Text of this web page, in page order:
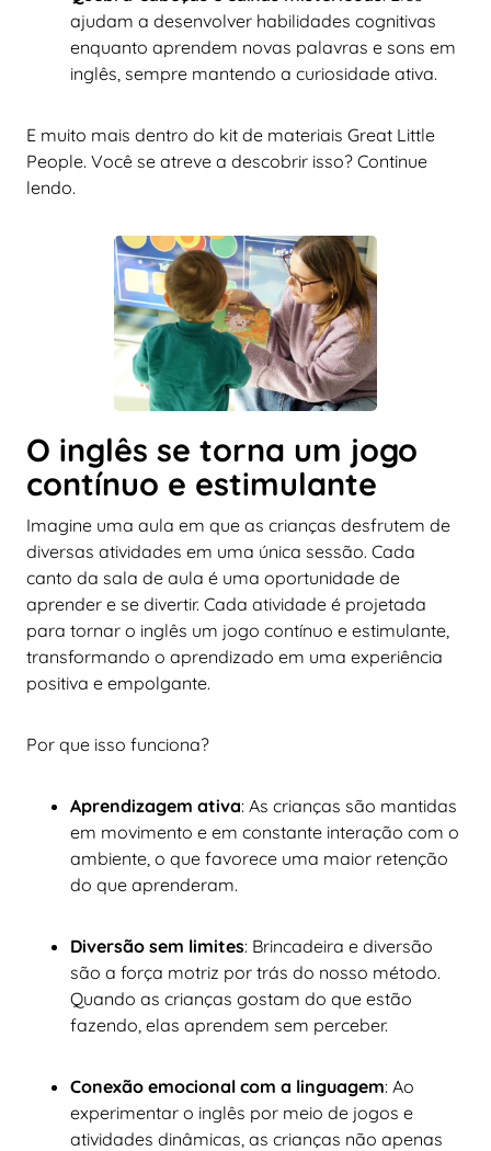
ajudam a desenvolver habilidades cognitivas
enquanto aprendem novas palavras e sons em
inglês, sempre mantendo a curiosidade ativa.
E muito mais dentro do kit de materiais Great Little
People. Você se atreve a descobrir isso? Continue
lendo.
O inglês se torna um jogo
contínuo e estimulante
Imagine uma aula em que as crianças desfrutem de
diversas atividades em uma única sessão. Cada
canto da sala de aula é uma oportunidade de
aprender e se divertir. Cada atividade é projetada
para tornar o inglês um jogo contínuo e estimulante,
transformando o aprendizado em uma experiência
positiva e empolgante.
Por que isso funciona?
Aprendizagem ativa: As crianças são mantidas
em movimento e em constante interação com o
ambiente, o que favorece uma maior retenção
do que aprenderam.
Diversão sem limites: Brincadeira e diversão
são a força motriz por trás do nosso método.
Quando as crianças gostam do que estão
fazendo, elas aprendem sem perceber.
Conexão emocional com a linguagem: Ao
experimentar o inglês por meio de jogos e
atividades dinâmicas, as crianças não apenas